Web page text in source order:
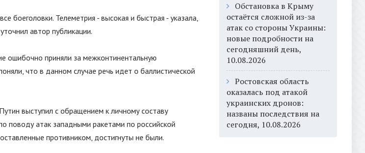
боеголовки. Телеметрия - высокая и быстрая - указала,
автор публикации.
ошибочно приняли за межконтинентальную
что в данном случае речь идет о баллистической
выступил с обращением к личному составу
поводу атак западными ракетами по российской
противником, достигнуты не были.
Обстановка в Крыму
остаётся сложной из-за
атак со стороны Украины:
новые подробности на
сегодняшний день,
10.08.2026
Ростовская область
оказалась под атакой
украинских дронов:
названы последствия на
сегодня, 10.08.2026